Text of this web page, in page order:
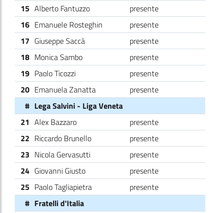
15 Alberto Fantuzzo
presente
16 Emanuele Rosteghin
presente
17 Giuseppe Saccà
presente
18 Monica Sambo
presente
19 Paolo Ticozzi
presente
20 Emanuela Zanatta
presente
# Lega Salvini - Liga Veneta
21 Alex Bazzaro
presente
22 Riccardo Brunello
presente
23 Nicola Gervasutti
presente
24 Giovanni Giusto
presente
25 Paolo Tagliapietra
presente
# Fratelli d'Italia